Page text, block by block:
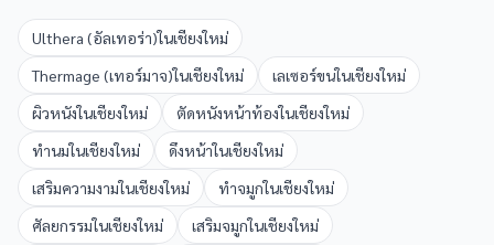
Ulthera (อัลเทอร่า)ในเชียงใหม่
Thermage (เทอร์มาจ)ในเชียงใหม่ เลเซอร์ขนในเชียงใหม่
ผิวหนังในเชียงใหม่ ตัดหนังหน้าท้องในเชียงใหม่
ทำนมในเชียงใหม่ ดึงหน้าในเชียงใหม่
เสริมความงามในเชียงใหม่ ทำจมูกในเชียงใหม่
ศัลยกรรมในเชียงใหม่ เสริมจมูกในเชียงใหม่